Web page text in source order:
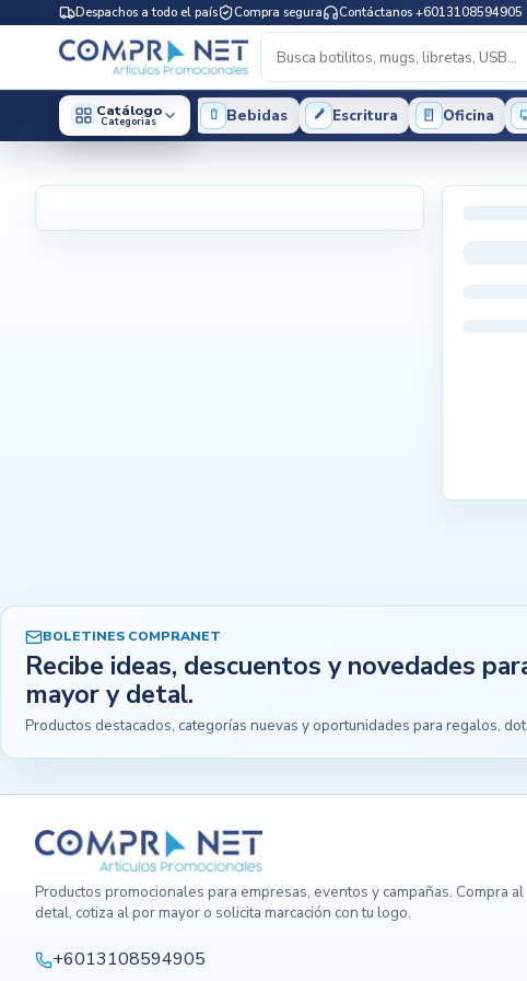
Despachos a todo el país Compra segura Contáctanos +6013108594905
Catálogo
Categorias Bebidas Escritura Oficina
BOLETINES COMPRANET
Recibe ideas, descuentos y novedades
mayor y detal.
Productos destacados, categorías nuevas y oportunidades para regalos,
Productos promocionales para empresas, eventos y campañas. Compra al
detal, cotiza al por mayor o solicita marcación con tu logo.
+6013108594905